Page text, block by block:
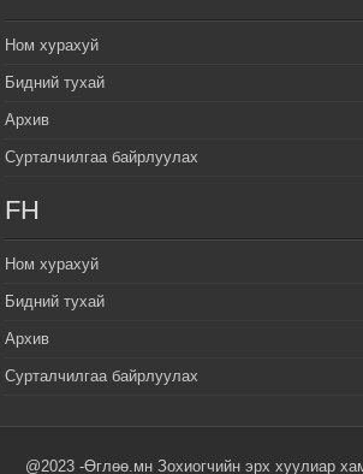
Ном хурахуй
Бидний тухай
Архив
Сурталчилгаа байрлуулах
FH
Ном хурахуй
Бидний тухай
Архив
Сурталчилгаа байрлуулах
@2023 -Өглөө.мн Зохиогчийн эрх хуулиар